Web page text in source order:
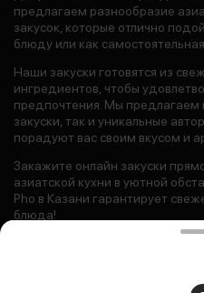
предлагаем разнообразие
закусок, которые отлично
блюду или как самостоятельная
Наши закуски готовятся из
ингредиентов, чтобы
предпочтения. Мы предлагаем
закуски, так и уникальные
порадуют вас своим вкусом и
Закажите онлайн закуски
азиатской кухни в уютной
Pho в Казани гарантирует
блюда!